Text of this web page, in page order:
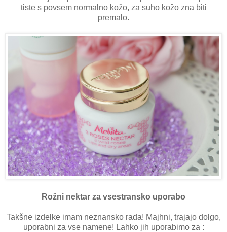
tiste s povsem normalno kožo, za suho kožo zna biti
premalo.
Rožni nektar za vsestransko uporabo
Takšne izdelke imam neznansko rada! Majhni, trajajo dolgo,
uporabni za vse namene! Lahko jih uporabimo za :